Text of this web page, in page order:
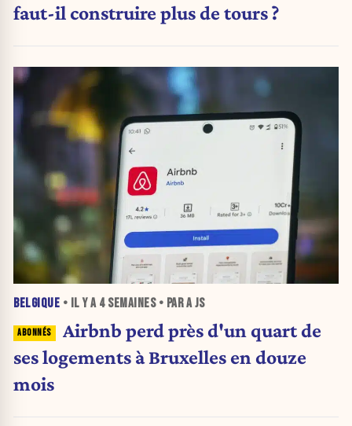
faut-il construire plus de tours ?
BELGIQUE • IL Y A 4 SEMAINES• PAR A JS
Airbnb perd près d'un quart de
ses logements à Bruxelles en douze
mois